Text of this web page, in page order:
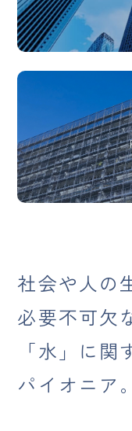
社会や人の
必要不可欠
「水」に関
パイオニア。